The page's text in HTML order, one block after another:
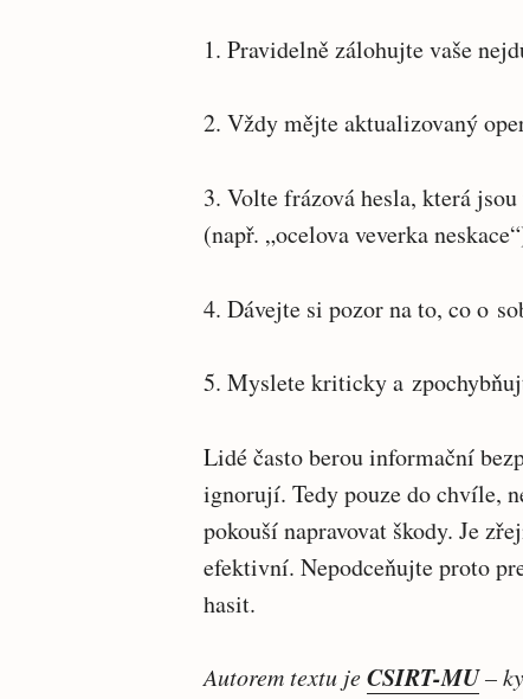
1. Pravidelně zálohujte vaše
2. Vždy mějte aktualizovaný
3. Volte frázová hesla, která
(např. „ocelova veverka
4. Dávejte si pozor na to, co o
5. Myslete kriticky a
Lidé často berou informační
ignorují. Tedy pouze do chvíle,
pokouší napravovat škody. Je
efektivní. Nepodceňujte proto
hasit.
Autorem textu jeCSIRT-MU–